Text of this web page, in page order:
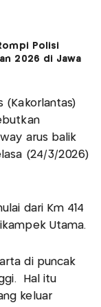
Polisi
2026 di Jawa
(Kakorlantas)
arus balik
(24/3/2026)
dari Km 414
Utama.
di puncak
Hal itu
keluar